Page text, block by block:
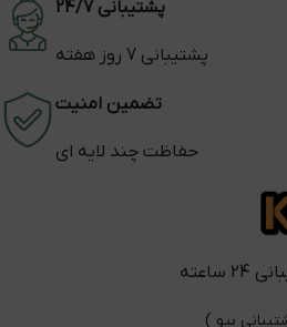
پشتیبانی 24/7
پشتیبانی 7 روز هفته
تضمین امنیت
حفاظت چند لایه ای
بیو )